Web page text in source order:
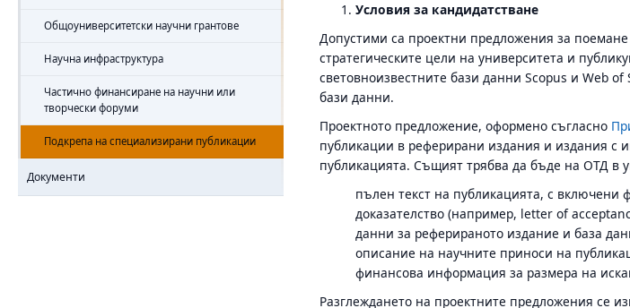
Условия за кандидатстване
Допустими са проектни предложения за
стратегическите цели на университета и
световноизвестните бази данни Scopus и Web
бази данни.
Проектното предложение, оформено съгласно
публикации в реферирани издания и издания с
публикацията. Същият трябва да бъде на ОТД в
пълен текст на публикацията, с включени
доказателство (например, letter of
данни за реферираното издание и база
описание на научните приноси на
финансова информация за размера на
Разглеждането на проектните предложения се
Общоуниверситетски научни грантове
Научна инфраструктура
Частично финансиране на научни или
творчески форуми
Подкрепа на специализирани публикации
Документи